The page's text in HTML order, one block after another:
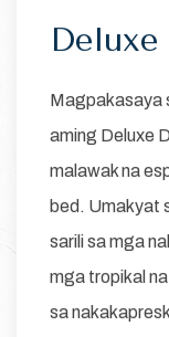
Magpakasaya
aming Deluxe
malawak na
bed. Umakyat
sarili sa mga
mga tropikal
sa